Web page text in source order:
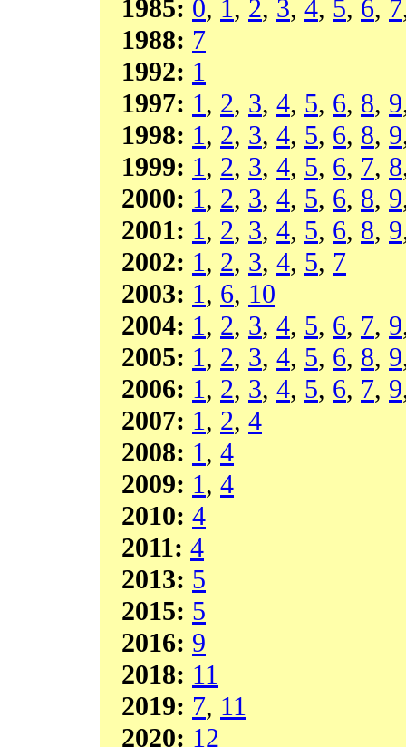
1985: 0, 1, 2, 3, 4, 5, 6, 7
1988: 7
1992: 1
1997: 1, 2, 3, 4, 5, 6, 8, 9
1998: 1, 2, 3, 4, 5, 6, 8, 9
1999: 1, 2, 3, 4, 5, 6, 7, 8
2000: 1, 2, 3, 4, 5, 6, 8, 9
2001: 1, 2, 3, 4, 5, 6, 8, 9
2002: 1, 2, 3, 4, 5, 7
2003: 1, 6, 10
2004: 1, 2, 3, 4, 5, 6, 7, 9
2005: 1, 2, 3, 4, 5, 6, 8, 9
2006: 1, 2, 3, 4, 5, 6, 7, 9
2007: 1, 2, 4
2008: 1, 4
2009: 1, 4
2010: 4
2011: 4
2013: 5
2015: 5
2016: 9
2018: 11
2019: 7, 11
2020: 12